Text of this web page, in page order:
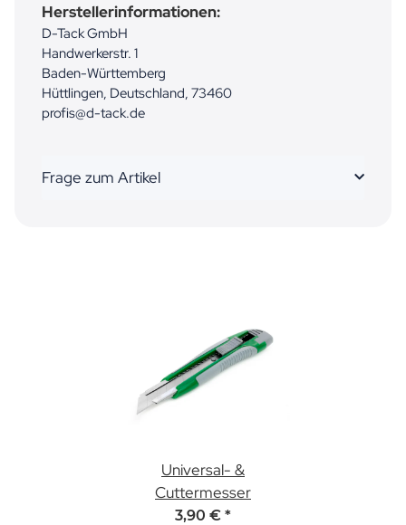
Herstellerinformationen:
D-Tack GmbH
Handwerkerstr. 1
Baden-Württemberg
Hüttlingen, Deutschland, 73460
profis@d-tack.de
Frage zum Artikel
Universal- &
Cuttermesser
3,90 € *